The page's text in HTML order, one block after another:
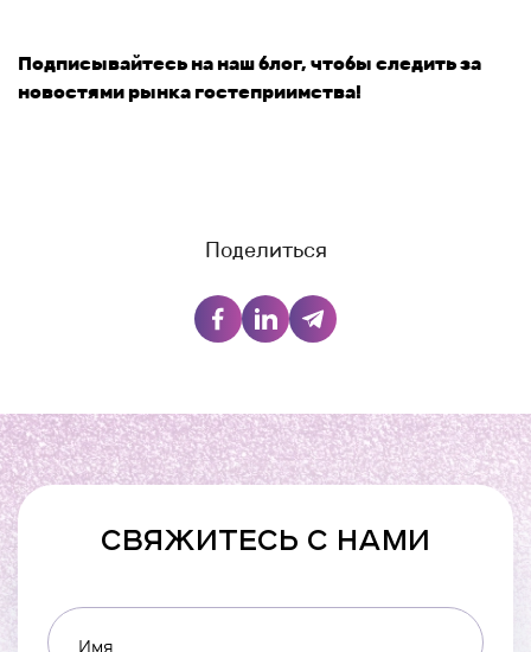
Подписывайтесь на наш блог, чтобы следить за
новостями рынка гостеприимства!
Поделиться
СВЯЖИТЕСЬ С НАМИ
Имя